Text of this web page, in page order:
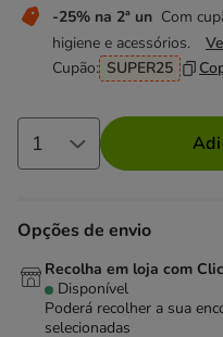
-25% na 2ª un Com
higiene e acessórios.
Cupão: SUPER25
Opções de envio
Recolha em loja com
Disponível
Poderá recolher a sua
selecionadas